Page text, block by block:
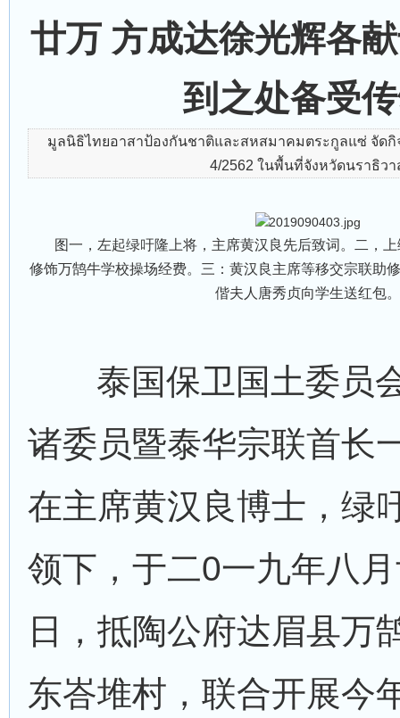
廿万 方成达徐光辉各
到之处备受
มูลนิธิไทยอาสาป้องกันชาติและสหสมาคมตระกูลแซ่ จัด
4/2562 ในพื้นที่จังหวัดนราธิวา
图一，左起绿吁隆上将，主席黄汉良先后致词。二，上
修饰万鹄牛学校操场经费。三：黄汉良主席等移交宗联助
偕夫人唐秀贞向学生送红包。
泰国保卫国土委员
诸委员暨泰华宗联首长
在主席黄汉良博士，绿
领下，于二0一九年八
日，抵陶公府达眉县万
东峇堆村，联合开展今